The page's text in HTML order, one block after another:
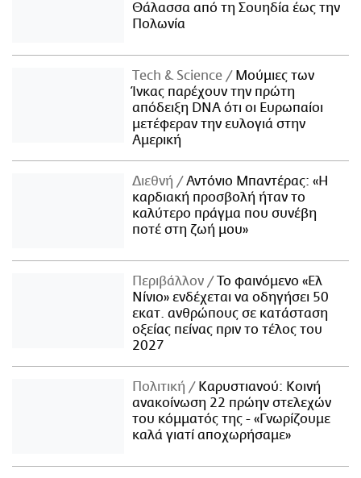
Θάλασσα από τη Σουηδία έως την
Πολωνία
Τech & Science
Μούμιες των
Ίνκας παρέχουν την πρώτη
απόδειξη DNA ότι οι Ευρωπαίοι
μετέφεραν την ευλογιά στην
Αμερική
Διεθνή
Αντόνιο Μπαντέρας: «Η
καρδιακή προσβολή ήταν το
καλύτερο πράγμα που συνέβη
ποτέ στη ζωή μου»
Περιβάλλον
Το φαινόμενο «Ελ
Νίνιο» ενδέχεται να οδηγήσει 50
εκατ. ανθρώπους σε κατάσταση
οξείας πείνας πριν το τέλος του
2027
Πολιτική
Καρυστιανού: Κοινή
ανακοίνωση 22 πρώην στελεχών
του κόμματός της - «Γνωρίζουμε
καλά γιατί αποχωρήσαμε»